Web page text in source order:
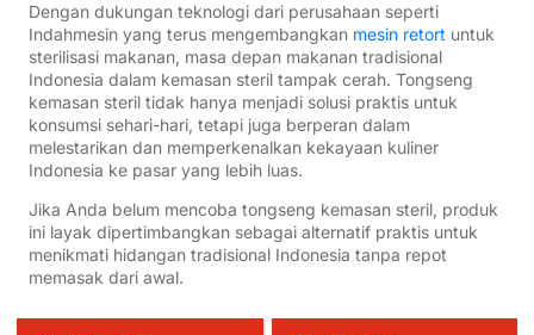
Dengan dukungan teknologi dari perusahaan seperti
Indahmesin yang terus mengembangkan mesin retort untuk
sterilisasi makanan, masa depan makanan tradisional
Indonesia dalam kemasan steril tampak cerah. Tongseng
kemasan steril tidak hanya menjadi solusi praktis untuk
konsumsi sehari-hari, tetapi juga berperan dalam
melestarikan dan memperkenalkan kekayaan kuliner
Indonesia ke pasar yang lebih luas.
Jika Anda belum mencoba tongseng kemasan steril, produk
ini layak dipertimbangkan sebagai alternatif praktis untuk
menikmati hidangan tradisional Indonesia tanpa repot
memasak dari awal.